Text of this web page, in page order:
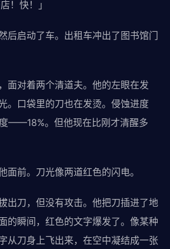
！快！」
启动了车。出租车冲出了图书馆门
对着两个清道夫。他的左眼在发
。口袋里的刀也在发烫。侵蚀进度
——18%。但他现在比刚才清醒多
前。刀光像两道红色的闪电。
刀，但没有攻击。他把刀插进了地
的瞬间，红色的文字爆发了。像某种
从刀身上飞出来，在空中凝结成一张